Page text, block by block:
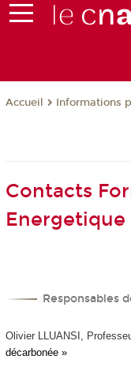
Accueil Informations
Contacts
Energetique
Responsables
Olivier LLUANSI,
décarbonée »